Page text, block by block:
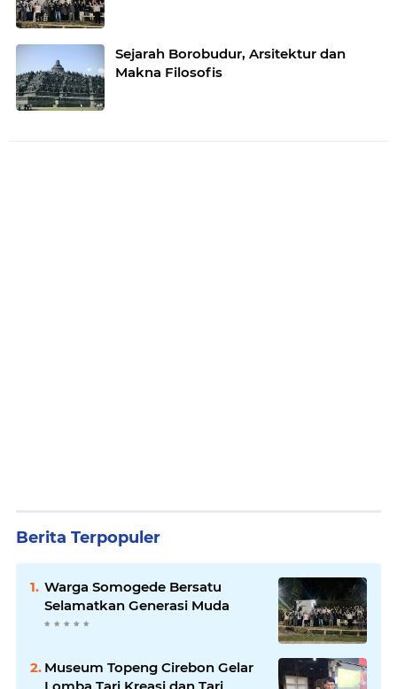
Sejarah Borobudur, Arsitektur dan
Makna Filosofis
Berita Terpopuler
Warga Somogede Bersatu
Selamatkan Generasi Muda
Museum Topeng Cirebon Gelar